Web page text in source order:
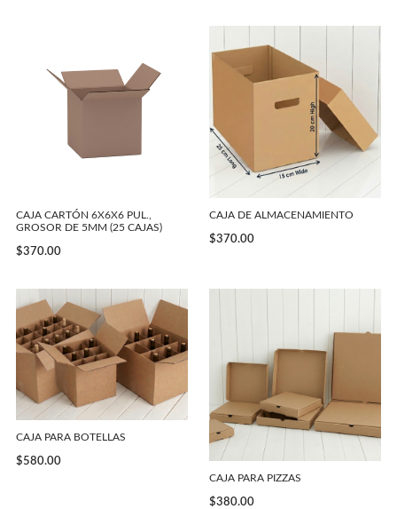
CAJA CARTÓN 6X6X6 PUL.,
GROSOR DE 5MM (25 CAJAS)
$370.00
CAJA DE ALMACENAMIENTO
$370.00
CAJA PARA BOTELLAS
$580.00
CAJA PARA PIZZAS
$380.00